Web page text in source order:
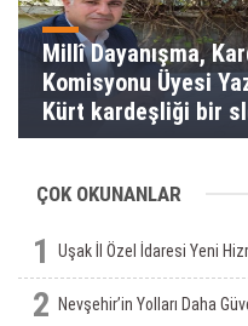
Millî Dayanışma,
Komisyonu Üyesi Yazmacı: “Bin
Kürt kardeşliği bir
toprakların
ÇOK OKUNANLAR
1 Uşak İl Özel İdaresi Yeni
2 Nevşehir’in Yolları Daha